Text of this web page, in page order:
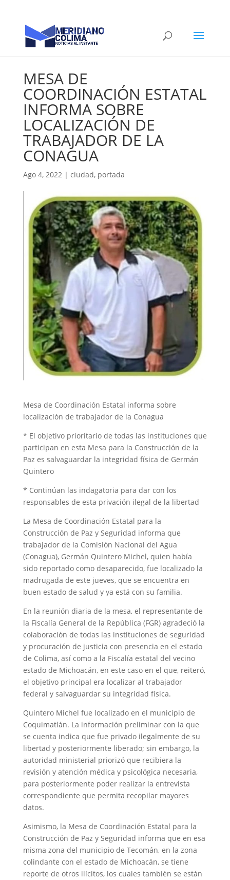
MESA DE
COORDINACIÓN ESTATAL
INFORMA SOBRE
LOCALIZACIÓN DE
TRABAJADOR DE LA
CONAGUA
Ago 4, 2022| ciudad, portada
Mesa de Coordinación Estatal informa sobre
localización de trabajador de la Conagua
* El objetivo prioritario de todas las instituciones que
participan en esta Mesa para la Construcción de la
Paz es salvaguardar la integridad física de Germán
Quintero
* Continúan las indagatoria para dar con los
responsables de esta privación ilegal de la libertad
La Mesa de Coordinación Estatal para la
Construcción de Paz y Seguridad informa que
trabajador de la Comisión Nacional del Agua
(Conagua), Germán Quintero Michel, quien había
sido reportado como desaparecido, fue localizado la
madrugada de este jueves, que se encuentra en
buen estado de salud y ya está con su familia.
En la reunión diaria de la mesa, el representante de
la Fiscalía General de la República (FGR) agradeció la
colaboración de todas las instituciones de seguridad
y procuración de justicia con presencia en el estado
de Colima, así como a la Fiscalía estatal del vecino
estado de Michoacán, en este caso en el que, reiteró,
el objetivo principal era localizar al trabajador
federal y salvaguardar su integridad física.
Quintero Michel fue localizado en el municipio de
Coquimatlán. La información preliminar con la que
se cuenta indica que fue privado ilegalmente de su
libertad y posteriormente liberado; sin embargo, la
autoridad ministerial priorizó que recibiera la
revisión y atención médica y psicológica necesaria,
para posteriormente poder realizar la entrevista
correspondiente que permita recopilar mayores
datos.
Asimismo, la Mesa de Coordinación Estatal para la
Construcción de Paz y Seguridad informa que en esa
misma zona del municipio de Tecomán, en la zona
colindante con el estado de Michoacán, se tiene
reporte de otros ilícitos, los cuales también se están